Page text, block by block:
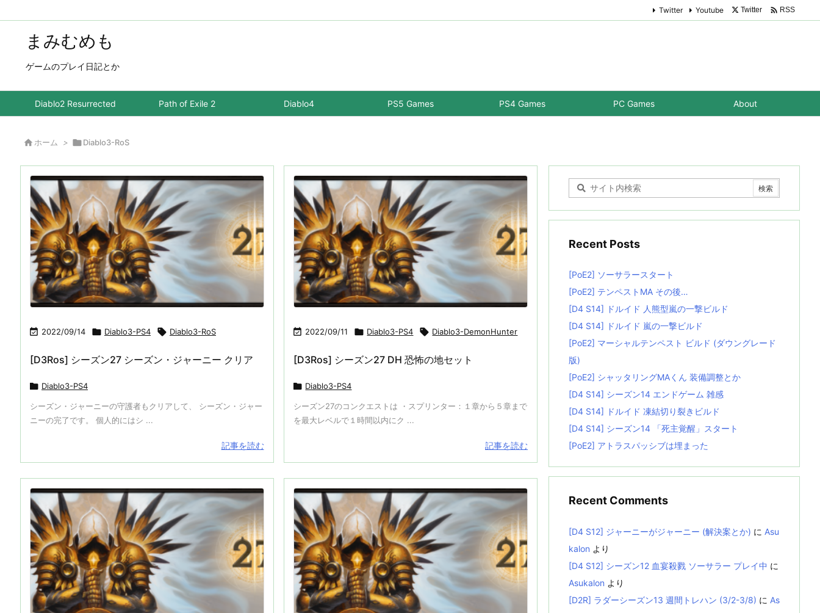
まみむめも
ゲームのプレイ日記とか
Diablo2 Resurrected Path of Exile 2 Diablo4 PS5 Games PS4 Games PC Games About
Twitter Youtube Twitter  RSS
 ホーム > Diablo3-RoS
 2022/09/14  Diablo3-PS4  Diablo3-RoS
[D3Ros] シーズン27 シーズン・ジャーニー クリア
 Diablo3-PS4
シーズン・ジャーニーの守護者もクリアして、 シーズン・ジャー
ニーの完了です。 個人的にはシ ...
記事を読む
 2022/09/11  Diablo3-PS4  Diablo3-DemonHunter
[D3Ros] シーズン27 DH 恐怖の地セット
 Diablo3-PS4
シーズン27のコンクエストは ・スプリンター：１章から５章まで
を最大レベルで１時間以内にク ...
記事を読む
Recent Posts
[PoE2] ソーサラースタート
[PoE2] テンペストMA その後…
[D4 S14] ドルイド 人熊型嵐の一撃ビルド
[D4 S14] ドルイド 嵐の一撃ビルド
[PoE2] マーシャルテンペスト ビルド (ダウングレード
版)
[PoE2] シャッタリングMAくん 装備調整とか
[D4 S14] シーズン14 エンドゲーム 雑感
[D4 S14] ドルイド 凍結切り裂きビルド
[D4 S14] シーズン14 「死主覚醒」スタート
[PoE2] アトラスパッシブは埋まった
Recent Comments
[D4 S12] ジャーニーがジャーニー (解決案とか) に Asu
kalon より
[D4 S12] シーズン12 血宴殺戮 ソーサラー プレイ中 に
Asukalon より
[D2R] ラダーシーズン13 週間トレハン (3/2-3/8) に As